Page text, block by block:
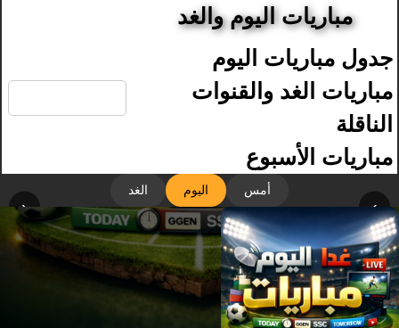
مباريات اليوم والغد
جدول مباريات اليوم
مباريات الغد والقنوات
الناقلة
مباريات الأسبوع
أمس اليوم الغد
‹ ›